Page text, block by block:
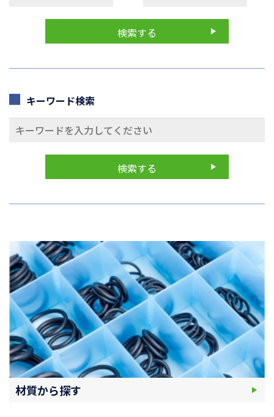
キーワード検索
材質から探す